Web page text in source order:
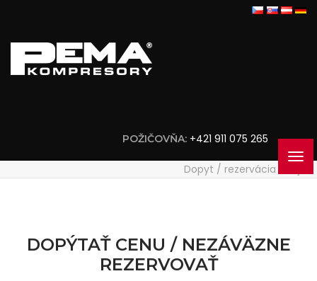
POŽIČOVŇA: +421 911 075 265
Dopyt / rezervácia stroja
DOPÝTAŤ CENU / NEZÁVÄZNE
REZERVOVAŤ